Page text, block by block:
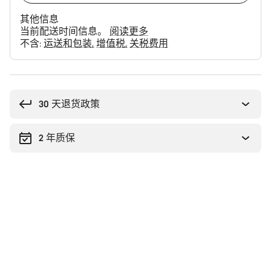
其他信息
当前配送时间信息。 阅读更多
不含: 运送和包装 增值税 关税费用
30 天退货政策
2 年质保